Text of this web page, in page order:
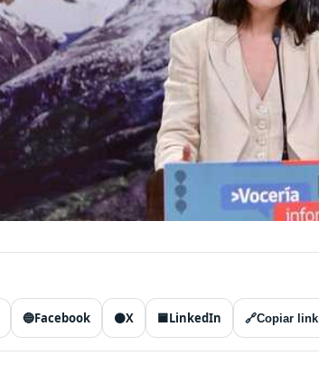
🔵Facebook ⚫X 🟦LinkedIn 🔗Copiar link